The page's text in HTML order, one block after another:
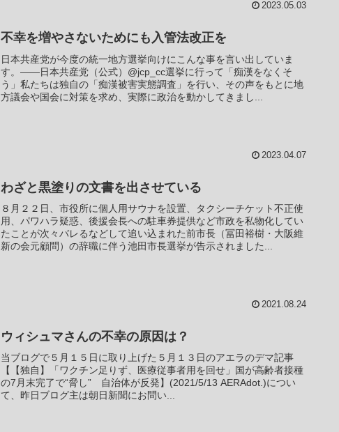
2023.05.03
不幸を増やさないためにも入管法改正を
日本共産党が今度の統一地方選挙向けにこんな事を言い出していま
す。――日本共産党（公式）@jcp_cc選挙に行って「痴漢をなくそ
う」私たちは独自の「痴漢被害実態調査」を行い、その声をもとに地
方議会や国会に対策を求め、実際に政治を動かしてきまし...
2023.04.07
わざと黒塗りの文書を出させている
８月２２日、市役所に個人用サウナを設置、タクシーチケット不正使
用、パワハラ疑惑、後援会長への駐車券提供など市政を私物化してい
たことが次々バレるなどして追い込まれた前市長（冨田裕樹・大阪維
新の会元顧問）の辞職に伴う池田市長選挙が告示されました...
2021.08.24
ウィシュマさんの不幸の原因は？
当ブログで５月１５日に取り上げた５月１３日のアエラのデマ記事
【【独自】「ワクチン足りず、医療従事者用を回せ」国が高齢者接種
の7月末完了で“脅し” 自治体が反発】(2021/5/13 AERAdot.)につい
て、昨日ブログ主は朝日新聞にお問い...